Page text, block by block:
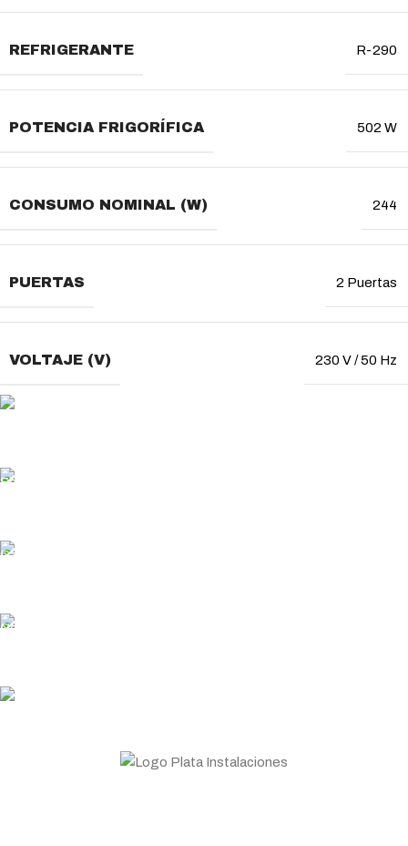
REFRIGERANTE R-290
POTENCIA FRIGORÍFICA 502 W
CONSUMO NOMINAL (W) 244
PUERTAS 2 Puertas
VOLTAJE (V) 230 V / 50 Hz